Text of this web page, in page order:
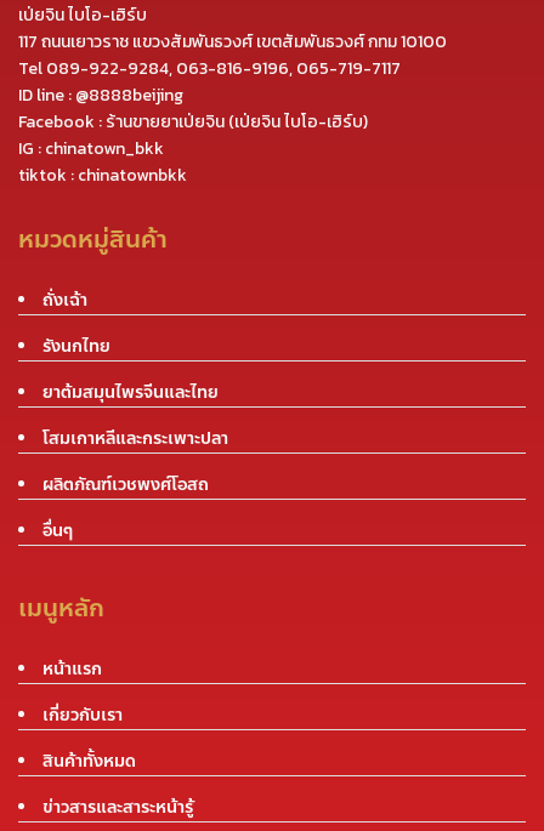
เป่ยจิน ไบโอ-เฮิร์บ
117 ถนนเยาวราช แขวงสัมพันธวงศ์ เขตสัมพันธวงศ์ กทม 10100
Tel089-922-9284,063-816-9196,065-719-7117
ID line :@8888beijing
Facebook :ร้านขายยาเป่ยจิน (เป่ยจิน ไบโอ-เฮิร์บ)
IG :chinatown_bkk
tiktok :chinatownbkk
หมวดหมู่สินค้า
ถั่งเฉ้า
รังนกไทย
ยาต้มสมุนไพรจีนและไทย
โสมเกาหลีและกระเพาะปลา
ผลิตภัณฑ์เวชพงศ์โอสถ
อื่นๆ
เมนูหลัก
หน้าแรก
เกี่ยวกับเรา
สินค้าทั้งหมด
ข่าวสารและสาระหน้ารู้